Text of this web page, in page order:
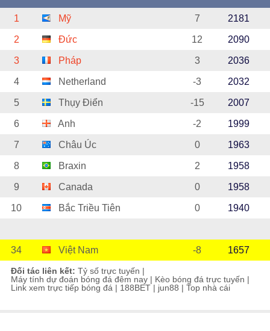
1 Mỹ 7 2181
2 Đức 12 2090
3 Pháp 3 2036
4 Netherland -3 2032
5 Thụy Điển -15 2007
6 Anh -2 1999
7 Châu Úc 0 1963
8 Braxin 2 1958
9 Canada 0 1958
10 Bắc Triều Tiên 0 1940
34 Việt Nam -8 1657
Đối tác liên kết: Tỷ số trực tuyến |
Máy tính dự đoán bóng đá đêm nay | Kèo bóng đá trực tuyến |
Link xem trực tiếp bóng đá | 188BET | jun88 | Top nhà cái